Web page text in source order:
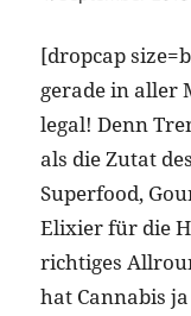
[dropcap
gerade in aller
legal! Denn
als die Zutat
Superfood,
Elixier für die
richtiges
hat Cannabis